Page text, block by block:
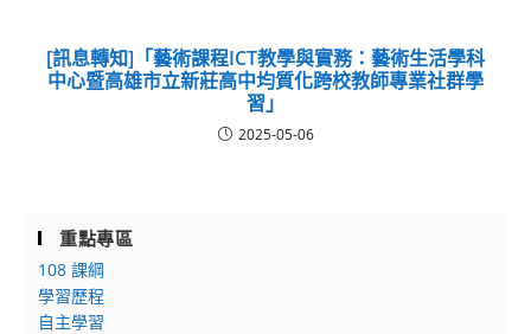
[訊息轉知]「藝術課程ICT教學與實務：藝術生活學科
中心暨高雄市立新莊高中均質化跨校教師專業社群學
習」
2025-05-06
重點專區
108 課綱
學習歷程
自主學習